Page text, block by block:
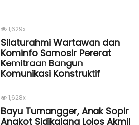
1,629x
Silaturahmi Wartawan dan
Kominfo Samosir Pererat
Kemitraan Bangun
Komunikasi Konstruktif
1,628x
Bayu Tumangger, Anak Sopir
Angkot Sidikalang Lolos Akmil